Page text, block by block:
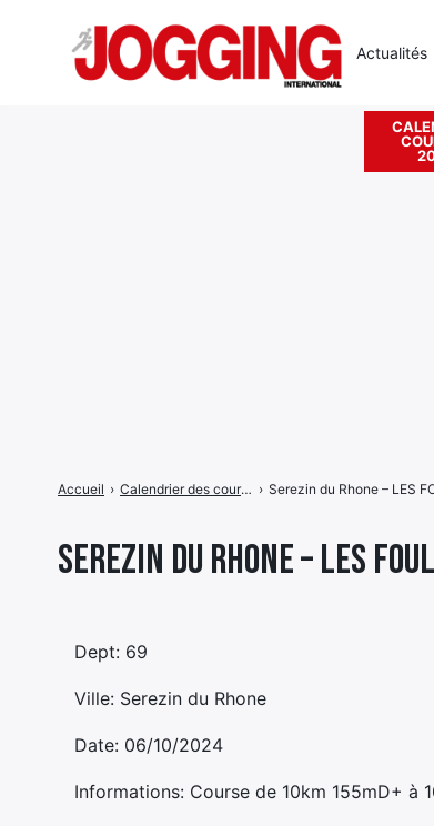
Serezin du Rhone – LES
Accueil › Calendrier des courses › Serezin du Rhone – LES
Dept: 69
Ville: Serezin du Rhone
Date: 06/10/2024
Informations: Course de 10km 155mD+ à
Actualités
Rechercher